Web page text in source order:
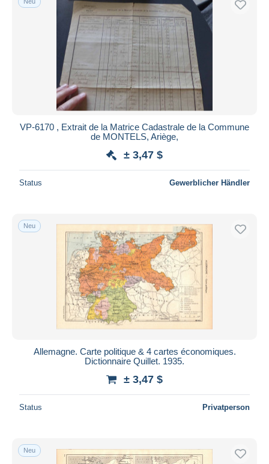
VP-6170 , Extrait de la Matrice Cadastrale de la Commune
de MONTELS, Ariège,
± 3,47 $
Status Gewerblicher Händler
Neu
Allemagne. Carte politique & 4 cartes économiques.
Dictionnaire Quillet. 1935.
± 3,47 $
Status Privatperson
Neu